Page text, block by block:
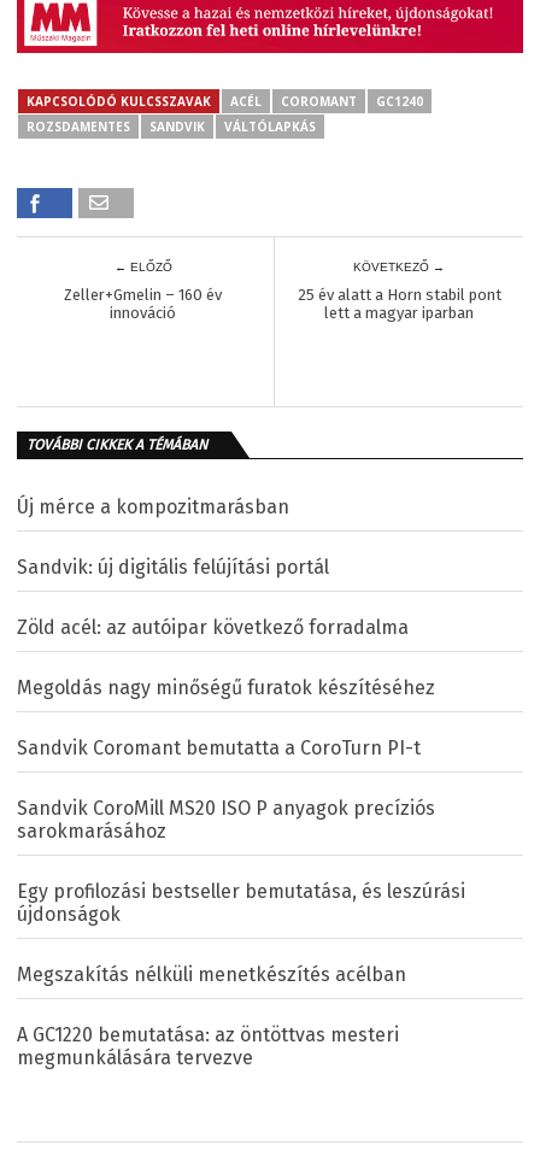
KAPCSOLÓDÓ KULCSSZAVAK ACÉL COROMANT
GC1240
ROZSDAMENTES
SANDVIK VÁLTÓLAPKÁS
← ELŐZŐ
Zeller+Gmelin – 160 év
innováció
KÖVETKEZŐ →
25 év alatt a Horn stabil pont
lett a magyar iparban
TOVÁBBI CIKKEK A TÉMÁBAN
Új mérce a kompozitmarásban
Sandvik: új digitális felújítási portál
Zöld acél: az autóipar következő forradalma
Megoldás nagy minőségű furatok készítéséhez
Sandvik Coromant bemutatta a CoroTurn PI-t
Sandvik CoroMill MS20 ISO P anyagok precíziós
sarokmarásához
Egy profilozási bestseller bemutatása, és leszúrási
újdonságok
Megszakítás nélküli menetkészítés acélban
A GC1220 bemutatása: az öntöttvas mesteri
megmunkálására tervezve